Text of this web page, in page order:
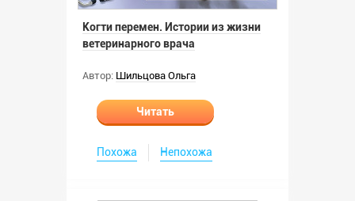
Когти перемен. Истории из жизни
ветеринарного врача
Автор: Шильцова Ольга
Читать
Похожа Непохожа